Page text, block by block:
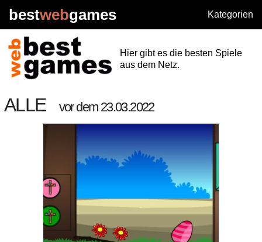
bestwebgames Kategorien
Hier gibt es die besten Spiele
aus dem Netz.
ALLE vor dem 23.03.2022